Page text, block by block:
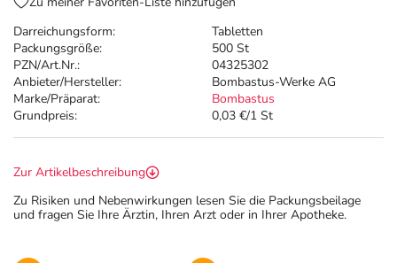
Darreichungsform:
Tabletten
Packungsgröße:
500 St
PZN/Art.Nr.:
04325302
Anbieter/Hersteller:
Bombastus-Werke AG
Marke/Präparat:
Bombastus
Grundpreis:
0,03 €/1 St
Zur Artikelbeschreibung
Zu Risiken und Nebenwirkungen lesen Sie die Packungsbeilage
und fragen Sie Ihre Ärztin, Ihren Arzt oder in Ihrer Apotheke.